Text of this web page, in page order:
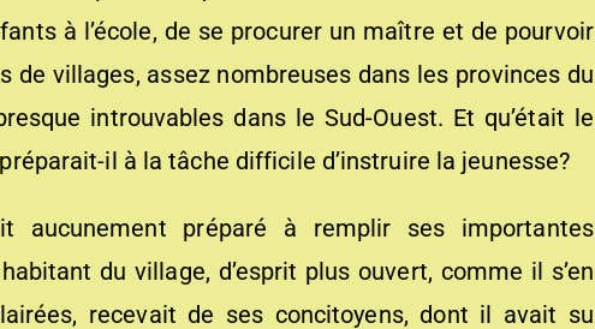
à l’école, de se procurer un maître et de pourvoir
de villages, assez nombreuses dans les provinces du
introuvables dans le Sud-Ouest. Et qu’était le
il à la tâche difficile d’instruire la jeunesse?
aucunement préparé à remplir ses importantes
du village, d’esprit plus ouvert, comme il s’en
recevait de ses concitoyens, dont il avait su